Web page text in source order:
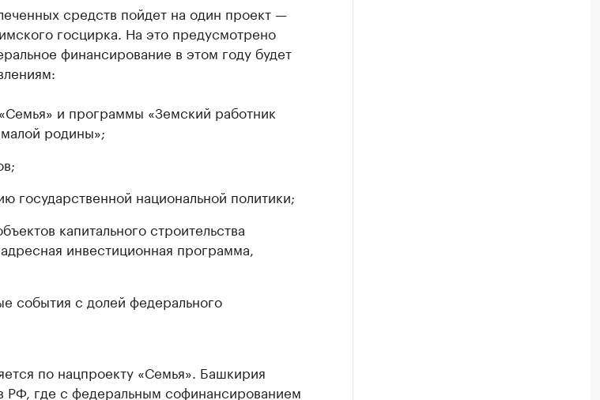
средств пойдет на один проект —
госцирка. На это предусмотрено
финансирование в этом году будет
и программы «Земский работник
малой родины»;
государственной национальной политики;
капитального строительства
инвестиционная программа,
события с долей федерального
по нацпроекту «Семья». Башкирия
РФ, где с федеральным софинансированием